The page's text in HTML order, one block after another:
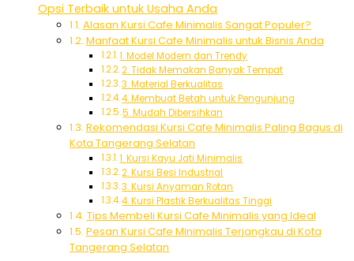
Opsi Terbaik untuk Usaha Anda
Alasan Kursi Cafe Minimalis Sangat Populer?
Manfaat Kursi Cafe Minimalis untuk Bisnis Anda
1. Model Modern dan Trendy
2. Tidak Memakan Banyak Tempat
3. Material Berkualitas
4. Membuat Betah untuk Pengunjung
5. Mudah Dibersihkan
Rekomendasi Kursi Cafe Minimalis Paling Bagus di
Kota Tangerang Selatan
1. Kursi Kayu Jati Minimalis
2. Kursi Besi Industrial
3. Kursi Anyaman Rotan
4. Kursi Plastik Berkualitas Tinggi
Tips Membeli Kursi Cafe Minimalis yang Ideal
Pesan Kursi Cafe Minimalis Terjangkau di Kota
Tangerang Selatan